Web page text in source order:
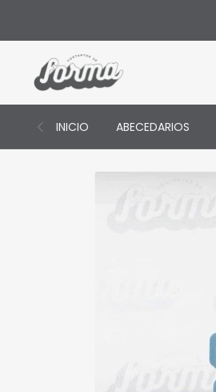
INICIO ABECEDARIOS